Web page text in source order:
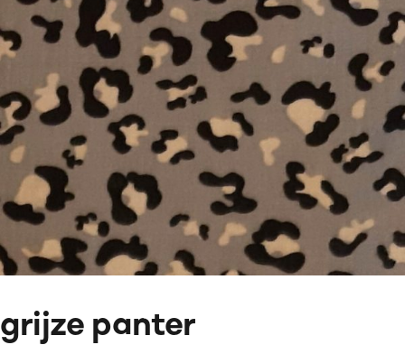
grijze panter